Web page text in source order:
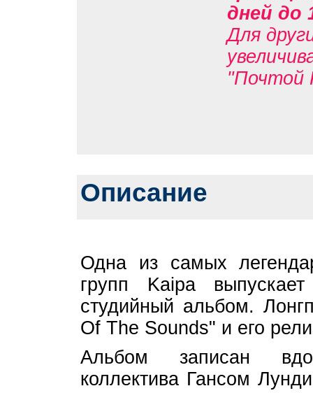
дней до
Для
"Почтой
Описание
Одна из самых
групп Kaipa
студийный альбом.
Of The Sounds" и его
Альбом записан
коллектива Гансом